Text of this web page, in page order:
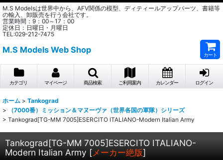
M.S Modelsは世界中から、AFV関係の模型、ディティールアップパーツ、書籍等
の輸入、卸販売を行う会社です。
営業時間：9：00～17：00
定休日：日曜日・月曜日
TEL:029-212-7475
M.S Models Web Shop
カート
カテゴリ マイページ 商品検索 ご利用案内 カレンダー ログイン
ホーム > Tankograd
>
（7000番）ミッション＆マヌーヴァ（世界各国の軍隊）シリーズ
> Tankograd[TG-MM 7005]ESERCITO ITALIANO-Modern Italian Army
Tankograd[TG-MM 7005]ESERCITO ITALIANO-
Modern Italian Army [メーカー絶版]